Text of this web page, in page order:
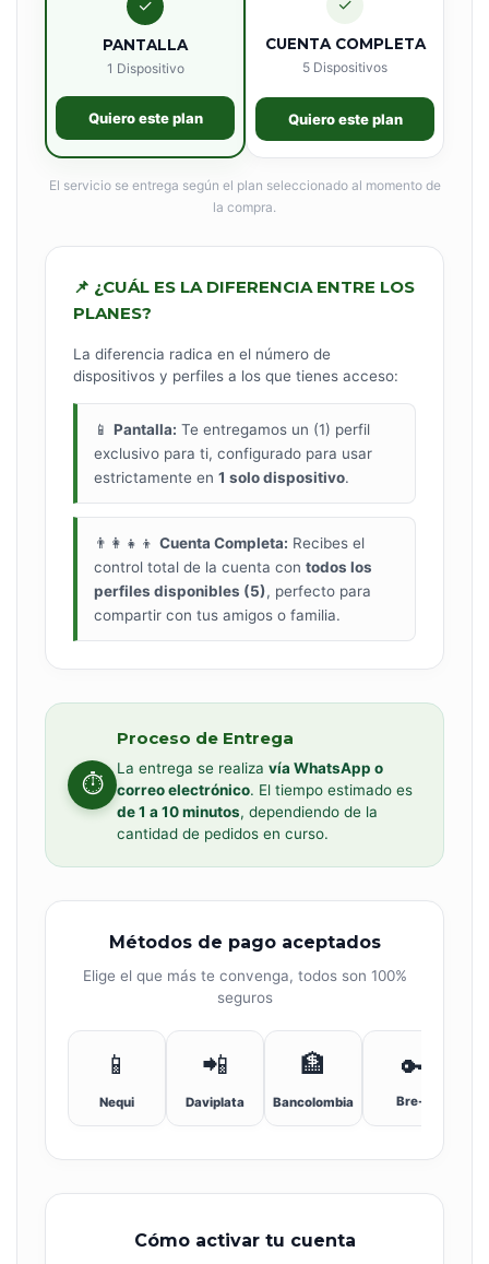
✓
PANTALLA
1 Dispositivo
Quiero este plan
✓
CUENTA COMPLETA
5 Dispositivos
Quiero este plan
El servicio se entrega según el plan seleccionado al momento de
la compra.
📌 ¿CUÁL ES LA DIFERENCIA ENTRE LOS
PLANES?
La diferencia radica en el número de
dispositivos y perfiles a los que tienes acceso:
📱 Pantalla: Te entregamos un (1) perfil
exclusivo para ti, configurado para usar
estrictamente en 1 solo dispositivo.
👨‍👩‍👧‍👦 Cuenta Completa: Recibes el
control total de la cuenta con todos los
perfiles disponibles (5), perfecto para
compartir con tus amigos o familia.
⏱️
Proceso de Entrega
La entrega se realiza vía WhatsApp o
correo electrónico. El tiempo estimado es
de 1 a 10 minutos, dependiendo de la
cantidad de pedidos en curso.
Métodos de pago aceptados
Elige el que más te convenga, todos son 100%
seguros
📱
Nequi
📲
Daviplata
🏦
Bancolombia
🔑
Bre-B
Cómo activar tu cuenta